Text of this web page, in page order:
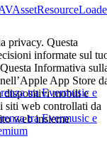
tra Evermusic e
tra Evermusic e
privacy. Questa
informate sul
Informativa
App Store
dispositivi mobili e
siti web controllati da
web insieme